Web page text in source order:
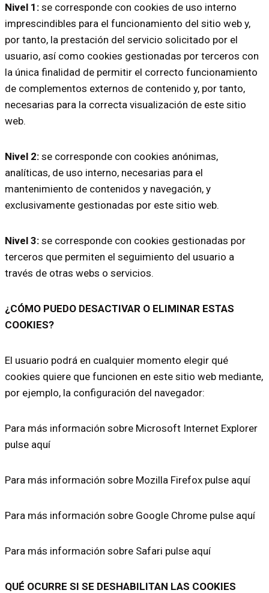
Nivel 1: se corresponde con cookies de uso interno
imprescindibles para el funcionamiento del sitio web y,
por tanto, la prestación del servicio solicitado por el
usuario, así como cookies gestionadas por terceros con
la única finalidad de permitir el correcto funcionamiento
de complementos externos de contenido y, por tanto,
necesarias para la correcta visualización de este sitio
web.
Nivel 2: se corresponde con cookies anónimas,
analíticas, de uso interno, necesarias para el
mantenimiento de contenidos y navegación, y
exclusivamente gestionadas por este sitio web.
Nivel 3: se corresponde con cookies gestionadas por
terceros que permiten el seguimiento del usuario a
través de otras webs o servicios.
¿CÓMO PUEDO DESACTIVAR O ELIMINAR ESTAS
COOKIES?
El usuario podrá en cualquier momento elegir qué
cookies quiere que funcionen en este sitio web mediante,
por ejemplo, la configuración del navegador:
Para más información sobre Microsoft Internet Explorer
pulse aquí
Para más información sobre Mozilla Firefox pulse aquí
Para más información sobre Google Chrome pulse aquí
Para más información sobre Safari pulse aquí
QUÉ OCURRE SI SE DESHABILITAN LAS COOKIES